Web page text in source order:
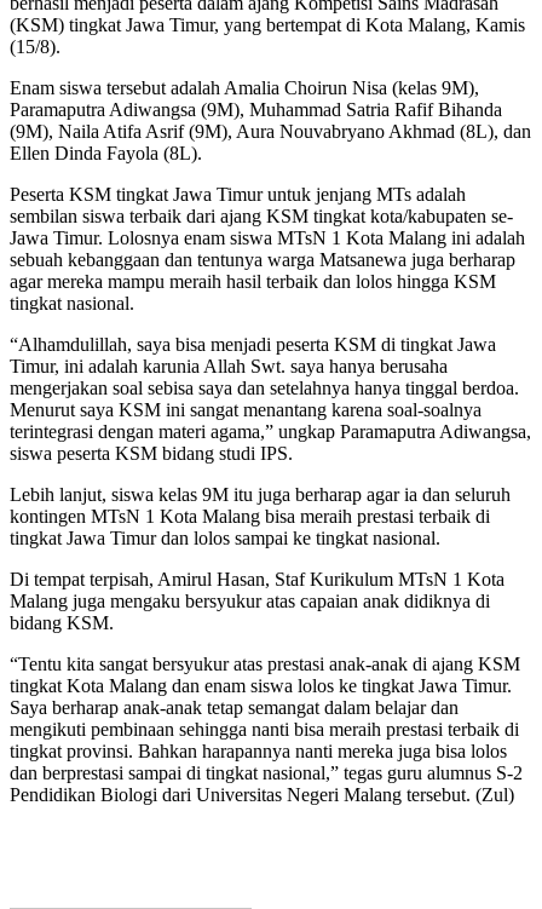
(KSM) tingkat Jawa Timur, yang bertempat di Kota Malang, Kamis
(15/8).
Enam siswa tersebut adalah Amalia Choirun Nisa (kelas 9M),
Paramaputra Adiwangsa (9M), Muhammad Satria Rafif Bihanda
(9M), Naila Atifa Asrif (9M), Aura Nouvabryano Akhmad (8L), dan
Ellen Dinda Fayola (8L).
Peserta KSM tingkat Jawa Timur untuk jenjang MTs adalah
sembilan siswa terbaik dari ajang KSM tingkat kota/kabupaten se-
Jawa Timur. Lolosnya enam siswa MTsN 1 Kota Malang ini adalah
sebuah kebanggaan dan tentunya warga Matsanewa juga berharap
agar mereka mampu meraih hasil terbaik dan lolos hingga KSM
tingkat nasional.
“Alhamdulillah, saya bisa menjadi peserta KSM di tingkat Jawa
Timur, ini adalah karunia Allah Swt. saya hanya berusaha
mengerjakan soal sebisa saya dan setelahnya hanya tinggal berdoa.
Menurut saya KSM ini sangat menantang karena soal-soalnya
terintegrasi dengan materi agama,” ungkap Paramaputra Adiwangsa,
siswa peserta KSM bidang studi IPS.
Lebih lanjut, siswa kelas 9M itu juga berharap agar ia dan seluruh
kontingen MTsN 1 Kota Malang bisa meraih prestasi terbaik di
tingkat Jawa Timur dan lolos sampai ke tingkat nasional.
Di tempat terpisah, Amirul Hasan, Staf Kurikulum MTsN 1 Kota
Malang juga mengaku bersyukur atas capaian anak didiknya di
bidang KSM.
“Tentu kita sangat bersyukur atas prestasi anak-anak di ajang KSM
tingkat Kota Malang dan enam siswa lolos ke tingkat Jawa Timur.
Saya berharap anak-anak tetap semangat dalam belajar dan
mengikuti pembinaan sehingga nanti bisa meraih prestasi terbaik di
tingkat provinsi. Bahkan harapannya nanti mereka juga bisa lolos
dan berprestasi sampai di tingkat nasional,” tegas guru alumnus S-2
Pendidikan Biologi dari Universitas Negeri Malang tersebut. (Zul)